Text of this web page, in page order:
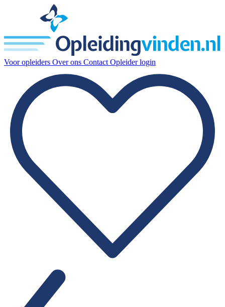
Voor opleiders Over ons Contact Opleider login